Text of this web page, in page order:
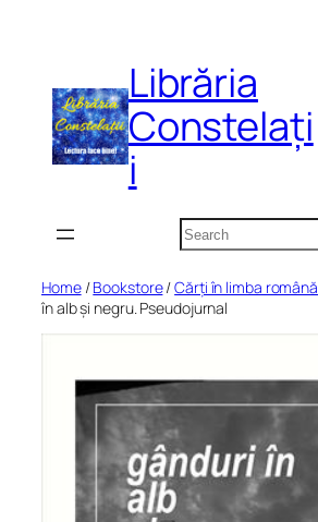
Librăria
Constelați
i
Search
Home/Bookstore/Cărți în limba română
în alb și negru. Pseudojurnal